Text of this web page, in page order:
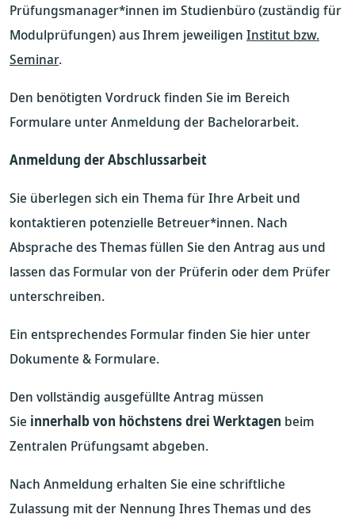
Prüfungsmanager*innen im Studienbüro (zuständig für
Modulprüfungen) aus Ihrem jeweiligen Institut bzw.
Seminar.
Den benötigten Vordruck finden Sie im Bereich
Formulare unter Anmeldung der Bachelorarbeit.
Anmeldung der Abschlussarbeit
Sie überlegen sich ein Thema für Ihre Arbeit und
kontaktieren potenzielle Betreuer*innen. Nach
Absprache des Themas füllen Sie den Antrag aus und
lassen das Formular von der Prüferin oder dem Prüfer
unterschreiben.
Ein entsprechendes Formular finden Sie hier unter
Dokumente & Formulare.
Den vollständig ausgefüllte Antrag müssen
Sie innerhalb von höchstens drei Werktagen beim
Zentralen Prüfungsamt abgeben.
Nach Anmeldung erhalten Sie eine schriftliche
Zulassung mit der Nennung Ihres Themas und des